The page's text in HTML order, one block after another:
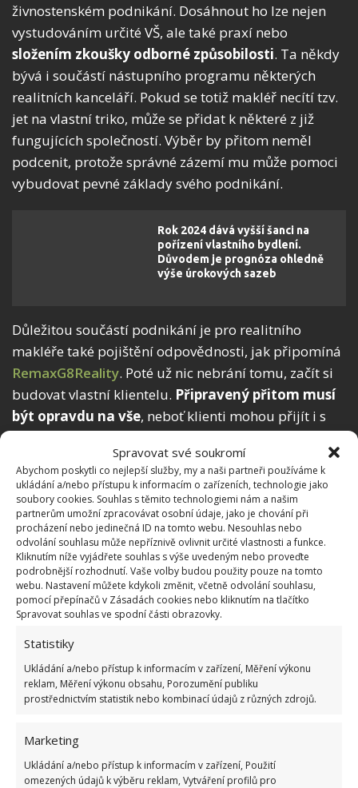
Spravovat své soukromí
Abychom poskytli co nejlepší služby, my a naši partneři používáme k
ukládání a/nebo přístupu k informacím o zařízeních, technologie jako
soubory cookies. Souhlas s těmito technologiemi nám a našim
partnerům umožní zpracovávat osobní údaje, jako je chování při
procházení nebo jedinečná ID na tomto webu. Nesouhlas nebo
odvolání souhlasu může nepříznivě ovlivnit určité vlastnosti a funkce.
Kliknutím níže vyjádřete souhlas s výše uvedeným nebo proveďte
podrobnější rozhodnutí. Vaše volby budou použity pouze na tomto
webu. Nastavení můžete kdykoli změnit, včetně odvolání souhlasu,
pomocí přepínačů v Zásadách cookies nebo kliknutím na tlačítko
Spravovat souhlas ve spodní části obrazovky.
Statistiky
Ukládání a/nebo přístup k informacím v zařízení, Měření výkonu
reklam, Měření výkonu obsahu, Porozumění publiku
prostřednictvím statistik nebo kombinací údajů z různých zdrojů.
Marketing
Ukládání a/nebo přístup k informacím v zařízení, Použití
omezených údajů k výběru reklam, Vytváření profilů pro
živnostenském podnikání. Dosáhnout ho lze nejen
vystudováním určité VŠ, ale také praxí nebo
složením zkoušky odborné způsobilosti. Ta někdy
bývá i součástí nástupního programu některých
realitních kanceláří. Pokud se totiž makléř necítí tzv.
jet na vlastní triko, může se přidat k některé z již
fungujících společností. Výběr by přitom neměl
podcenit, protože správné zázemí mu může pomoci
vybudovat pevné základy svého podnikání.
Rok 2024 dává vyšší šanci na
pořízení vlastního bydlení.
Důvodem je prognóza ohledně
výše úrokových sazeb
Důležitou součástí podnikání je pro realitního
makléře také pojištění odpovědnosti, jak připomíná
RemaxG8Reality. Poté už nic nebrání tomu, začít si
budovat vlastní klientelu. Připravený přitom musí
být opravdu na vše, neboť klienti mohou přijít i s
například nenápadnýdům s extravagantním
fialovým interiérem, o němž jsme psali na
BydlímeÚtulně.